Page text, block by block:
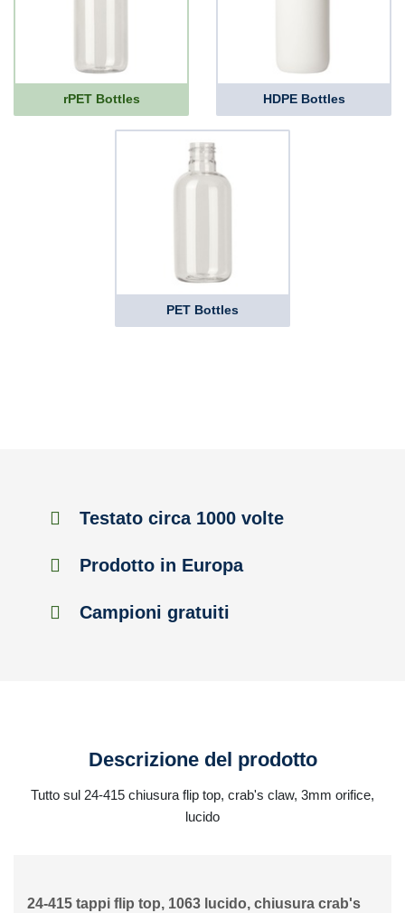
rPET Bottles HDPE Bottles
PET Bottles
Testato circa 1000 volte
Prodotto in Europa
Campioni gratuiti
Descrizione del prodotto
Tutto sul 24-415 chiusura flip top, crab's claw, 3mm orifice,
lucido
24-415 tappi flip top, 1063 lucido, chiusura crab's